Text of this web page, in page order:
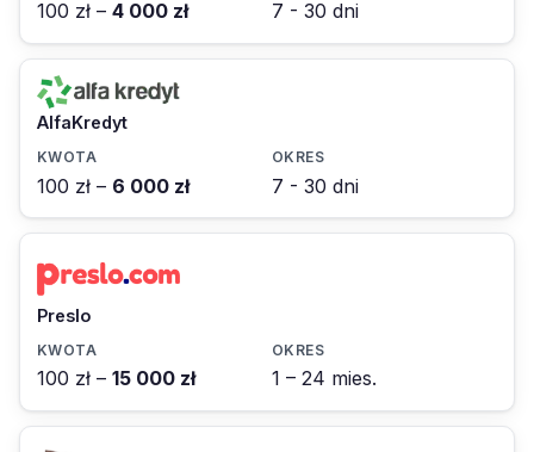
100 zł – 4 000 zł 7 - 30 dni
AlfaKredyt
100 zł – 6 000 zł 7 - 30 dni
Preslo
100 zł – 15 000 zł 1 – 24 mies.